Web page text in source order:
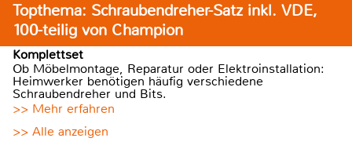
Topthema: Schraubendreher-Satz inkl. VDE,
100-teilig von Champion
Komplettset
Ob Möbelmontage, Reparatur oder Elektroinstallation:
Heimwerker benötigen häufig verschiedene
Schraubendreher und Bits.
>> Mehr erfahren
>> Alle anzeigen